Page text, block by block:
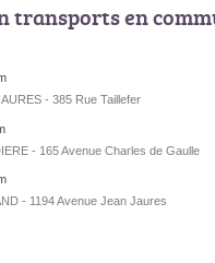
transports en
- 385 Rue Taillefer
- 165 Avenue Charles de Gaulle
- 1194 Avenue Jean Jaures